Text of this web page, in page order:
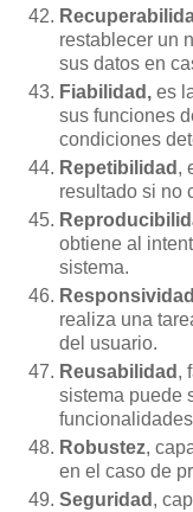
restablecer un
sus datos en
Fiabilidad, es
sus funciones
condiciones
Repetibilidad ,
resultado si no
obtiene al
sistema.
realiza una
del usuario.
Reusabilidad ,
sistema puede
Robustez,
en el caso de
Seguridad ,